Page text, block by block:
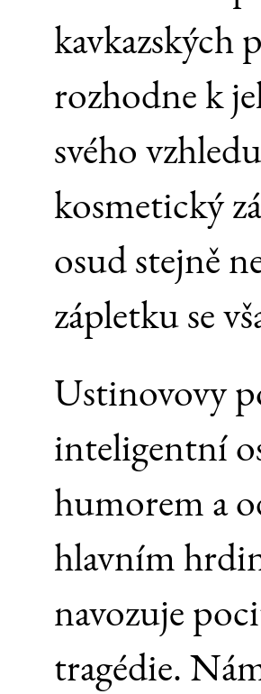
kavkazských
rozhodne k
svého
kosmetický
osud stejně
zápletku se
Ustinovovy
inteligentní
humorem a
hlavním
navozuje
tragédie.